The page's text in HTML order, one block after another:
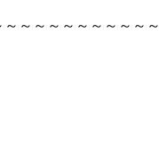
～～～～～～～～～～